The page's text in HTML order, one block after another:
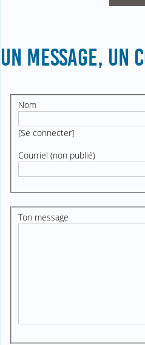
UN MESSAGE, UN
Nom
[Se connecter]
Courriel (non publié)
Ton message